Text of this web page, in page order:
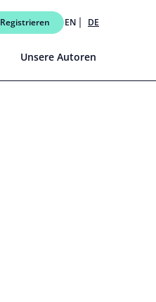
Registrieren EN DE
Unsere Autoren